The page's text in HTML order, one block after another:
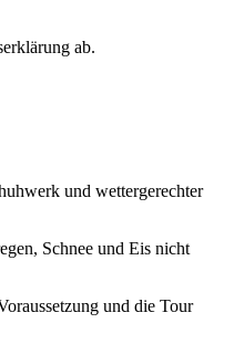
ab.
und wettergerechter
Schnee und Eis nicht
und die Tour